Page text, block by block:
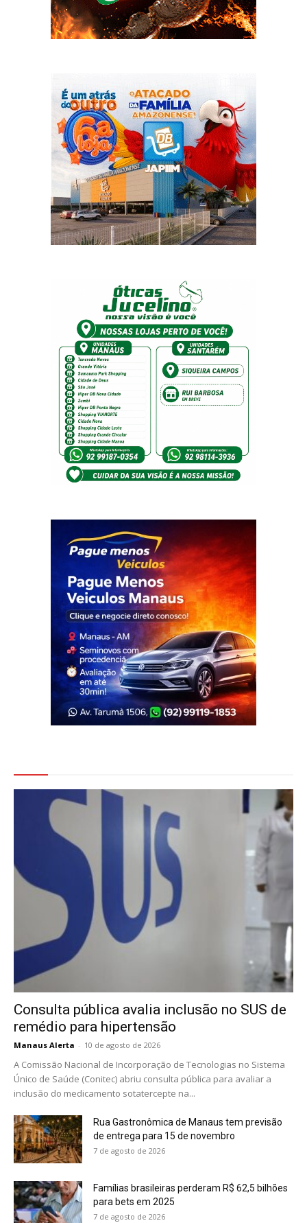
Consulta pública avalia inclusão no SUS de
remédio para hipertensão
Manaus Alerta - 10 de agosto de 2026
A Comissão Nacional de Incorporação de Tecnologias no Sistema
Único de Saúde (Conitec) abriu consulta pública para avaliar a
inclusão do medicamento sotatercepte na...
Rua Gastronômica de Manaus tem previsão
de entrega para 15 de novembro
7 de agosto de 2026
Famílias brasileiras perderam R$ 62,5 bilhões
para bets em 2025
7 de agosto de 2026